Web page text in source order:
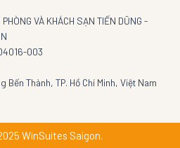
VÀ KHÁCH SẠN TIẾN DŨNG -
003
Thành, TP. Hồ Chí Minh, Việt Nam
WinSuites Saigon.